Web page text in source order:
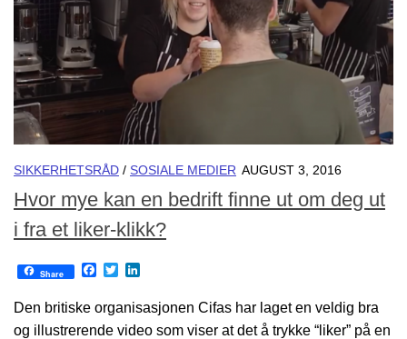
SIKKERHETSRÅD / SOSIALE MEDIER AUGUST 3, 2016
Hvor mye kan en bedrift finne ut om deg ut
i fra et liker-klikk?
Share Facebook
Twitter
Den britiske organisasjonen Cifas har laget en veldig bra
og illustrerende video som viser at det å trykke “liker” på en